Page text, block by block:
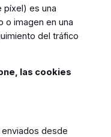
píxel) es una
o imagen en una
del tráfico
las cookies
desde